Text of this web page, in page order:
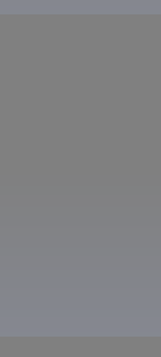
einen
wie gerne
Trendsettern
an diesem